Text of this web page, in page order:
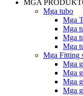
MGA
Mga tubo
Mga
Mga
Mga
Mga
Mga Fitting
Mga
Mga
Mga
Mga